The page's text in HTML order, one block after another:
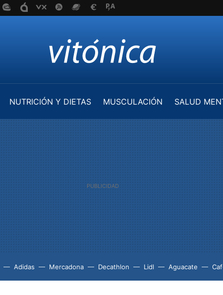
NUTRICIÓN Y DIETAS MUSCULACIÓN
SALUD
Adidas Mercadona Decathlon Lidl Aguacate